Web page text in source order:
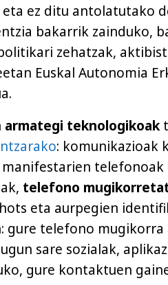
eta ez ditu antolatutako
bakarrik zainduko,
zehatzak,
Euskal Autonomia
armategi teknologikoak
: komunikazioak
telefono
eta aurpegien
gure telefono
sare sozialak,
gure kontaktuen